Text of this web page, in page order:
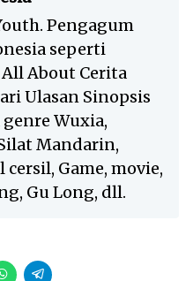
Pengagum
seperti
About Cerita
Ulasan Sinopsis
Wuxia,
Mandarin,
Game, movie,
Gu Long, dll.